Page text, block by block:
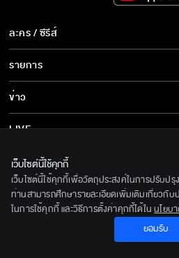
ละคร / ซีรีส์
ละคร/ซีรีส์
ซีรีส์นานาชาติ
การ์ตูน & เกม
รายการ
รายการทั้งหมด
ข่าว
ข่าวทั้งหมด
ข่าวประชาสัมพันธ์
LIVE
เกี่ยวกับเรา
BEC World
รู้จักเรา
ติดตามเราได้ที่
© 2020 Bangkok Entertainment
Powered by BECi
เว็บไซต์นี้ใช้คุกกี้
เว็บไซต์นี้ใช้คุกกี้เพื่อวัตถุประสงค์ในการปรับป
ท่านสามารถศึกษารายละเอียดเพิ่มเติมเกี่ยวกับ
ในการใช้คุกกี้ และวิธีการตั้งค่าคุกกี้ได้ใน นโยบ
ยอมรับ